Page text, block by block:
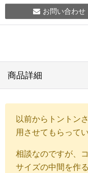
お問い合わせ
商品詳細
以前からトントン
用させてもらってい
相談なのですが、
サイズの中間を作